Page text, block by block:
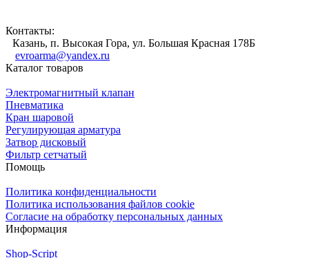
Контакты:
Казань, п. Высокая Гора, ул. Большая Красная 178Б
evroarma@yandex.ru
Каталог товаров
Электромагнитный клапан
Пневматика
Кран шаровой
Регулирующая арматура
Затвор дисковый
Фильтр сетчатый
Помощь
Политика конфиденциальности
Политика использования файлов cookie
Согласие на обработку персональных данных
Информация
Shop-Script